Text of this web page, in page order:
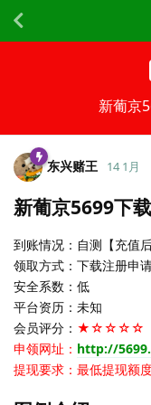
新葡京
东兴赌王 14 1月
新葡京5699下
到账情况：自测【充值
领取方式：下载注册申
安全系数：低
平台资历：未知
会员评分： ★☆☆☆☆
申领网址： http://
提现要求：最低提现额